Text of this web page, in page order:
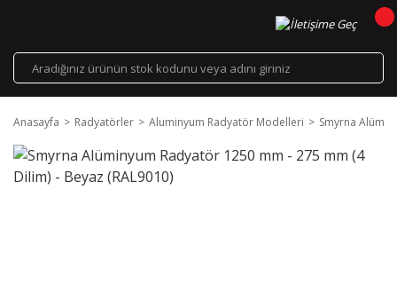
Anasayfa Radyatörler Aluminyum Radyatör Modelleri Smyrna